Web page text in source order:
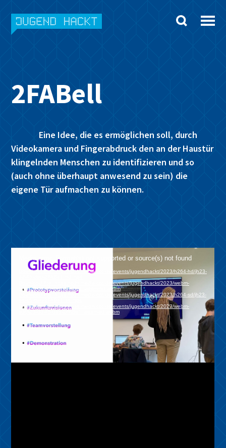
Skip
to
2FABell
Eine Idee, die es ermöglichen soll, durch
Videokamera und Fingerabdruck den an der Haustür
klingelnden Menschen zu identifizieren und so
(auch ohne überhaupt anwesend zu sein) die
eigene Tür aufmachen zu können.